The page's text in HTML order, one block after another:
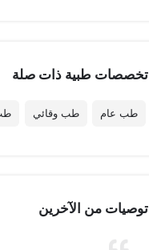
تخصصات طبیة ذات صلة
طب عام طب وقائي
توصيات من الآخرين